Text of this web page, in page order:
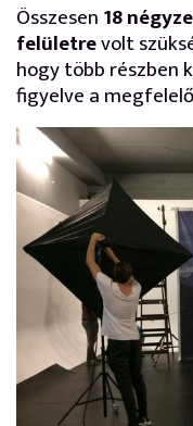
Összesen18
felületrevolt
hogy több részben
figyelve a